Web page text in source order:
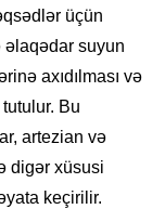
üçün
əlaqədar suyun
axıdılması və
Bu
artezian və
digər xüsusi
keçirilir.